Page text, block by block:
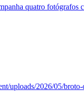
quatro fotógrafos
uploads/2026/05/